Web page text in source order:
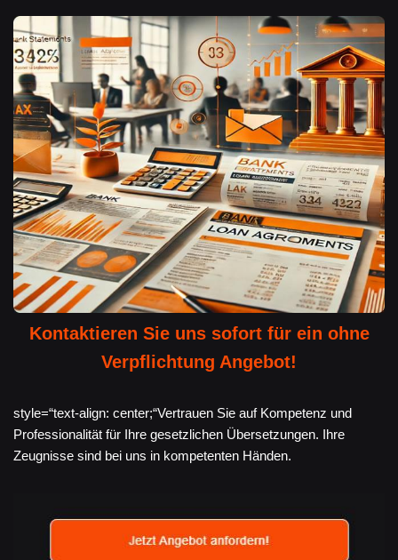
Kontaktieren Sie uns sofort für ein ohne
Verpflichtung Angebot!
style=“text-align: center;“Vertrauen Sie auf Kompetenz und
Professionalität für Ihre gesetzlichen Übersetzungen. Ihre
Zeugnisse sind bei uns in kompetenten Händen.